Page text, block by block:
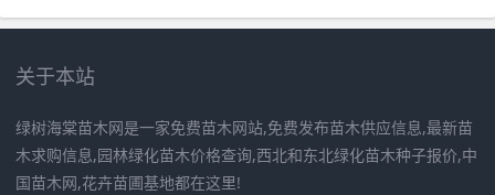
关于本站
绿树海棠苗木网是一家免费苗木网站,免费发布苗木供应信息,最新苗
木求购信息,园林绿化苗木价格查询,西北和东北绿化苗木种子报价,中
国苗木网,花卉苗圃基地都在这里!